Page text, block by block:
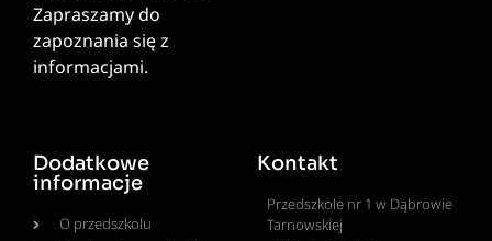
Zapraszamy do
zapoznania się z
informacjami.
Dodatkowe
informacje
O przedszkolu
Kontakt
Przedszkole nr 1 w Dąbrowie
Tarnowskiej